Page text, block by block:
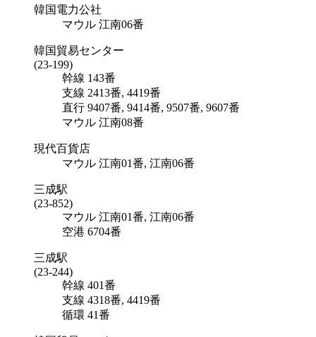
韓国電力公社
マウル 江南06番
韓国貿易センター
(23-199)
幹線 143番
支線 2413番, 4419番
直行 9407番, 9414番, 9507番, 9607番
マウル 江南08番
現代百貨店
マウル 江南01番, 江南06番
三成駅
(23-852)
マウル 江南01番, 江南06番
空港 6704番
三成駅
(23-244)
幹線 401番
支線 4318番, 4419番
循環 41番